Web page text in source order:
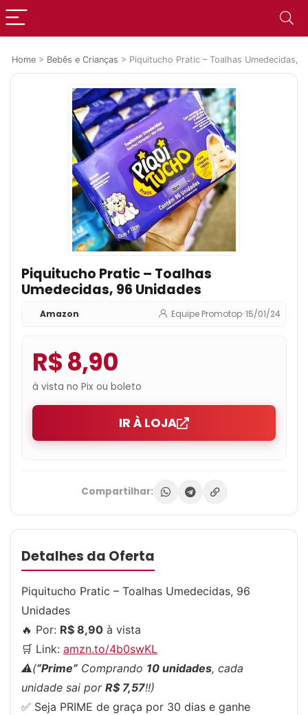
Home > Bebês e Crianças > Piquitucho Pratic – Toalhas Umedecidas,
Piquitucho Pratic – Toalhas
Umedecidas, 96 Unidades
Amazon Equipe Promotop•15/01/24
R$ 8,90
à vista no Pix ou boleto
IR À LOJA
Compartilhar:
Detalhes da Oferta
Piquitucho Pratic – Toalhas Umedecidas, 96
Unidades
🔥 Por: R$ 8,90 à vista
🛒 Link: amzn.to/4b0swKL
⚠️(“Prime” Comprando 10 unidades, cada
unidade sai por R$ 7,57!!)
✅ Seja PRIME de graça por 30 dias e ganhe